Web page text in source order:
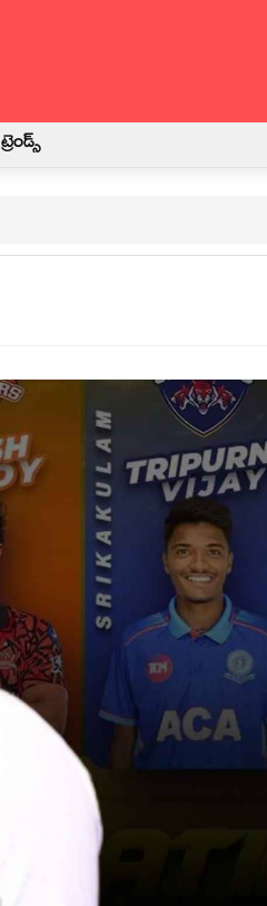
ట్రెండ్స్